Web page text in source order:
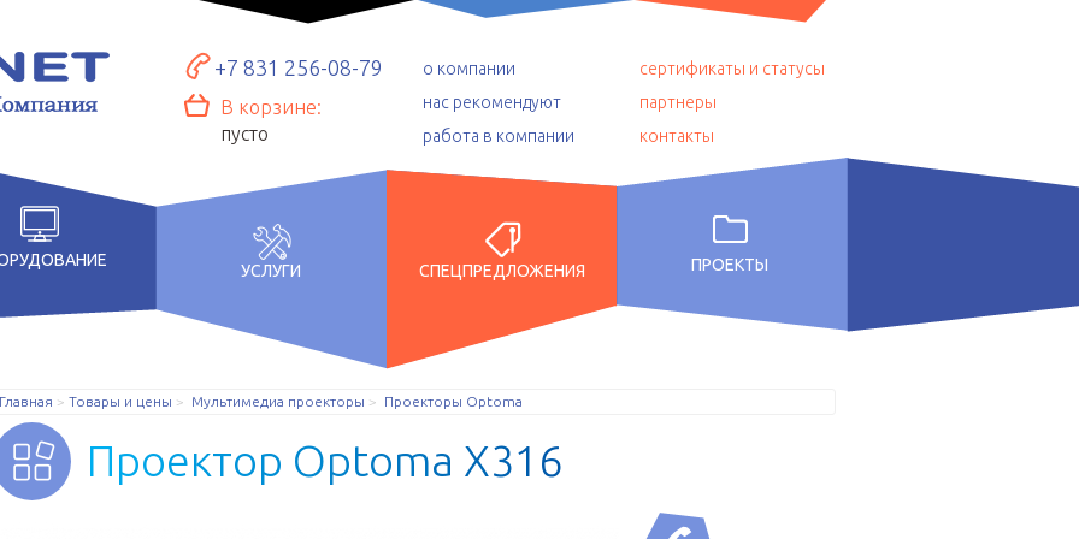
+7 831 256-08-79
В корзине:
пусто
о компании
нас рекомендуют
работа в компании
сертификаты и статусы
партнеры
контакты
УСЛУГИ СПЕЦПРЕДЛОЖЕНИЯ ПРОЕКТЫ
Главная Товары и цены Мультимедиа проекторы Проекторы Optoma
Проектор Optoma X31 6